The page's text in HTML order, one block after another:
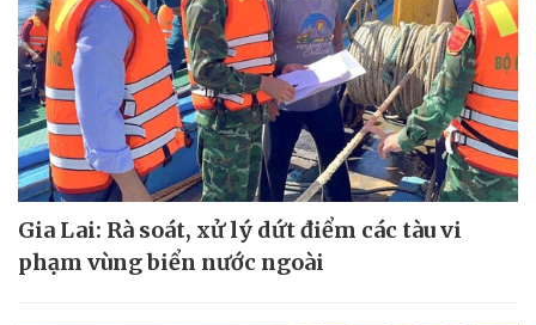
Gia Lai: Rà soát, xử lý dứt điểm các tàu vi
phạm vùng biển nước ngoài